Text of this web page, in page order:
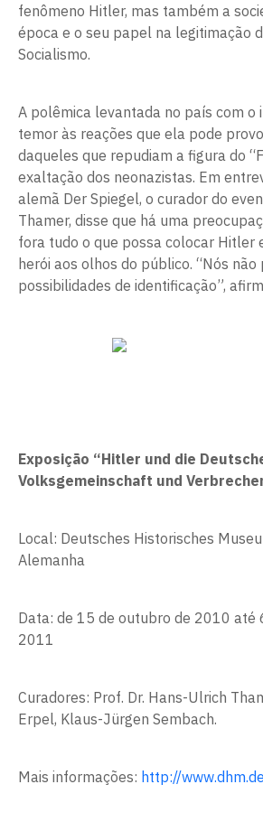
fenômeno Hitler, mas também a
época e o seu papel na legitimação
Socialismo.
A polêmica levantada no país com o
temor às reações que ela pode
daqueles que repudiam a figura do
exaltação dos neonazistas. Em
alemã Der Spiegel, o curador do
Thamer, disse que há uma
fora tudo o que possa colocar Hitler
herói aos olhos do público. “Nós
possibilidades de identificação”,
Exposição “Hitler und die
Volksgemeinschaft und
Local: Deutsches Historisches
Alemanha
Data: de 15 de outubro de 2010 até
2011
Curadores: Prof. Dr. Hans-Ulrich
Erpel, Klaus-Jürgen Sembach.
Mais informações: http://